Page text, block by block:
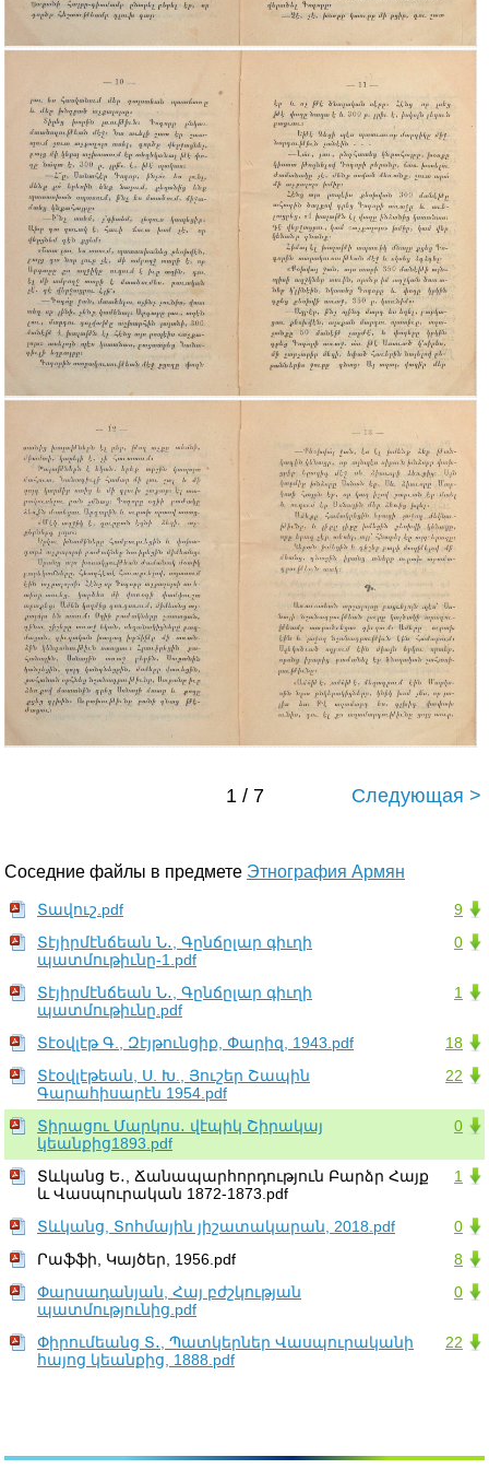
1 / 7 Следующая >
Соседние файлы в предмете Этнография Армян
9
Տավուշ.pdf
0
Տէյիրմէնճեան Ն․, Գընճըլար գիւղի
պատմութիւնը-1.pdf
1
Տէյիրմէնճեան Ն․, Գընճըլար գիւղի
պատմութիւնը.pdf
18
Տէօվլէթ Գ., Զէյթունցիք, Փարիզ, 1943.pdf
22
Տէօվլէթեան, Ս. Խ., Յուշեր Շապին
Գարահիսարէն 1954.pdf
0
Տիրացու Մարկոս․ վէպիկ Շիրակայ
կեանքից1893.pdf
1
Տևկանց Ե․, Ճանապարհորդություն Բարձր Հայք
և Վասպուրական 1872-1873.pdf
0
Տևկանց, Տոհմային յիշատակարան, 2018.pdf
8
Րաֆֆի, Կայծեր, 1956.pdf
0
Փարսադանյան, Հայ բժշկության
պատմությունից.pdf
22
Փիրումեանց Տ․, Պատկերներ Վասպուրականի
հայոց կեանքից, 1888.pdf